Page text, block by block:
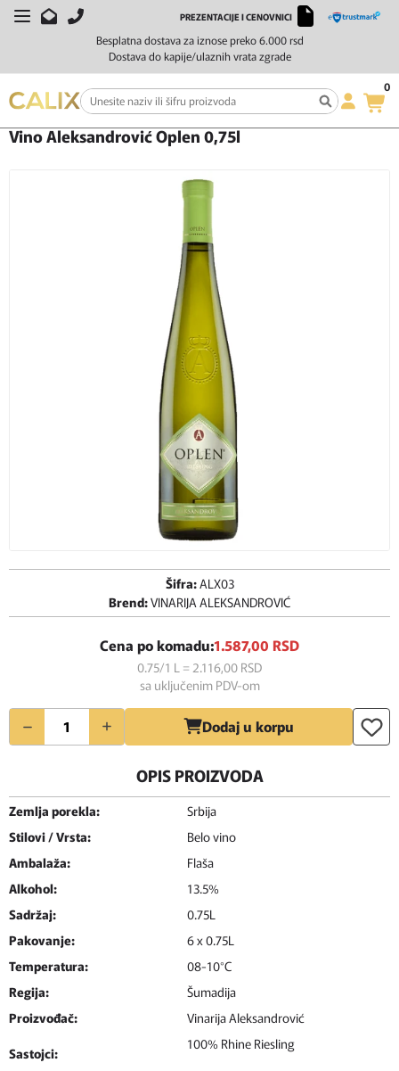
Besplatna dostava za iznose preko 6.000 rsd
Dostava do kapije/ulaznih vrata zgrade
PREZENTACIJE I CENOVNICI
0
Početna Vino Belo vino Vino Aleksandrović Oplen 0,75l
Vino Aleksandrović Oplen 0,75l
Šifra:ALX03
Brend:VINARIJA ALEKSANDROVIĆ
Cena po komadu:1.587,00 RSD
0.75/1 L = 2.116,00 RSD
sa uključenim PDV-om
Količina Dodaj u korpu
OPIS PROIZVODA
Zemlja porekla:
Srbija
Stilovi / Vrsta:
Belo vino
Ambalaža:
Flaša
Alkohol:
13.5%
Sadržaj:
0.75L
Pakovanje:
6 x 0.75L
Temperatura:
08-10°C
Regija:
Šumadija
Proizvođač:
Vinarija Aleksandrović
Sastojci:
100% Rhine Riesling